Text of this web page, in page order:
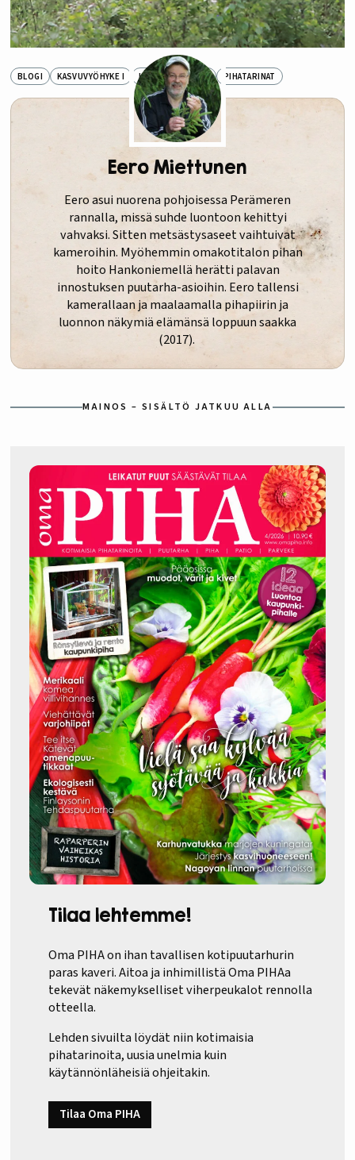
BLOGI KASVUVYÖHYKE I LUONNONKASVIT PIHATARINAT
Eero Miettunen
Eero asui nuorena pohjoisessa Perämeren
rannalla, missä suhde luontoon kehittyi
vahvaksi. Sitten metsästysaseet vaihtuivat
kameroihin. Myöhemmin omakotitalon pihan
hoito Hankoniemellä herätti palavan
innostuksen puutarha-asioihin. Eero tallensi
kamerallaan ja maalaamalla pihapiirin ja
luonnon näkymiä elämänsä loppuun saakka
(2017).
MAINOS – SISÄLTÖ JATKUU ALLA
Tilaa lehtemme!
Oma PIHA on ihan tavallisen kotipuutarhurin
paras kaveri. Aitoa ja inhimillistä Oma PIHAa
tekevät näkemykselliset viherpeukalot rennolla
otteella.
Lehden sivuilta löydät niin kotimaisia
pihatarinoita, uusia unelmia kuin
käytännönläheisiä ohjeitakin.
Tilaa Oma PIHA